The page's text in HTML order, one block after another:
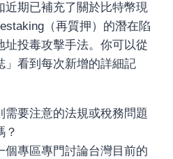
近期已補充了關於比特幣現
（再質押）的潛在陷
址投毒攻擊手法。你可以從
」看到每次新增的詳細記
需要注意的法規或稅務問題
？
個專區專門討論台灣目前的